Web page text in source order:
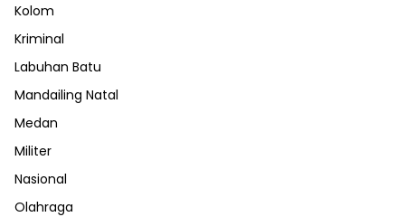
Kolom
Kriminal
Labuhan Batu
Mandailing Natal
Medan
Militer
Nasional
Olahraga